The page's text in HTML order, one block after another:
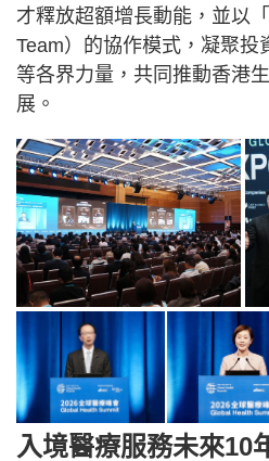
才釋放超額增長動能，並以
Team）的協作模式，凝聚投
等各界力量，共同推動香港
展。
入境醫療服務未來10